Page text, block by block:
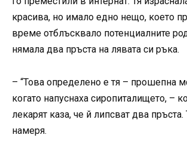
красива, но имало едно нещо, което
време отблъсквало потенциалните
нямала два пръста на лявата си ръка.
– “Това определено е тя – прошепна
когато напуснаха сиропиталището, –
лекарят каза, че й липсват два
намеря.